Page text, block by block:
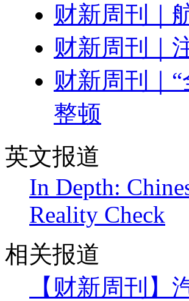
财新周刊｜
财新周刊｜
财新周刊｜
整顿
英文报道
In Depth:
Reality Check
相关报道
【财新周刊】